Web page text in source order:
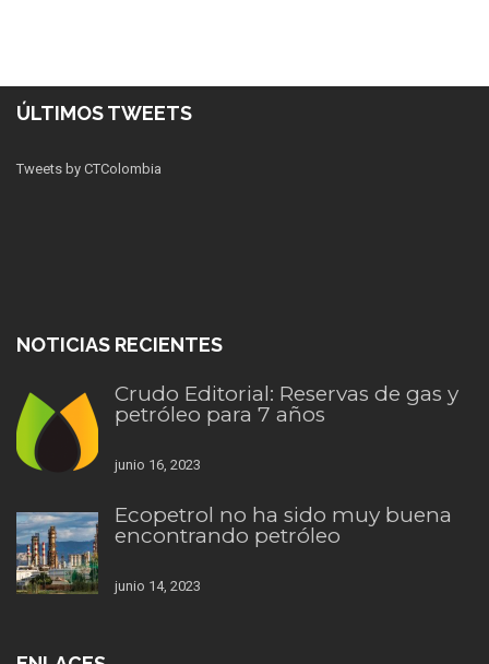
ÚLTIMOS TWEETS
Tweets by CTColombia
NOTICIAS RECIENTES
Crudo Editorial: Reservas de gas y
petróleo para 7 años
junio 16, 2023
Ecopetrol no ha sido muy buena
encontrando petróleo
junio 14, 2023